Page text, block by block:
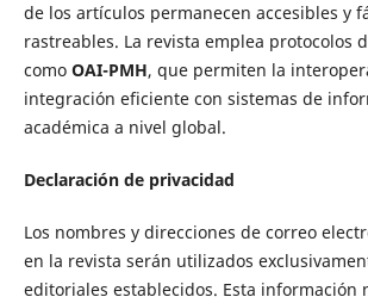
de los artículos permanecen accesibles y
rastreables. La revista emplea protocolos
como OAI-PMH, que permiten la
integración eficiente con sistemas de
académica a nivel global.
Declaración de privacidad
Los nombres y direcciones de correo
en la revista serán utilizados
editoriales establecidos. Esta información